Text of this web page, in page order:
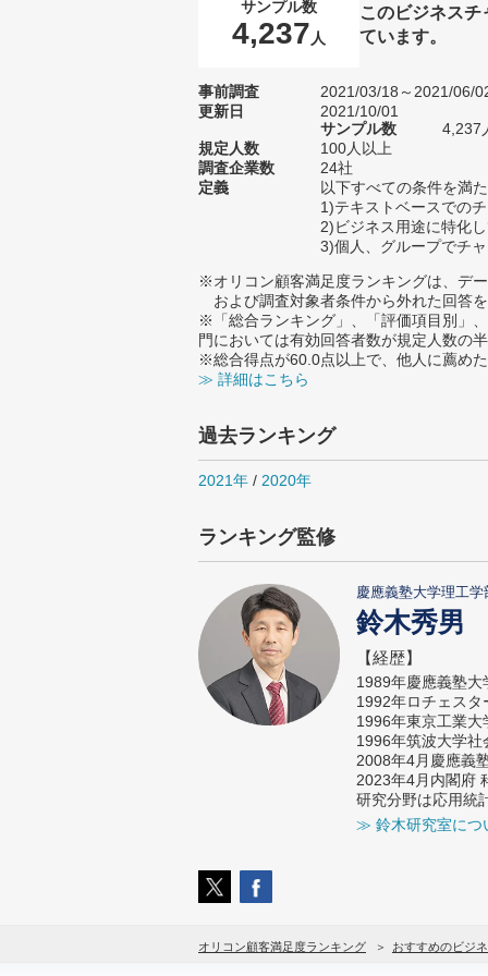
サンプル数
4,237 人
このビジネス
ています。
事前調査
2021/03/18～2021/06/
更新日
2021/10/01
サンプル数
4,237
規定人数
100人以上
調査企業数
24社
定義
以下すべての条件を満
1)テキストベースでの
2)ビジネス用途に特化
3)個人、グループでチ
※オリコン顧客満足度ランキングは、デ
および調査対象者条件から外れた回答
※「総合ランキング」、「評価項目別」
門においては有効回答者数が規定人数の
※総合得点が60.0点以上で、他人に薦め
≫ 詳細はこちら
過去ランキング
2021年 / 2020年
ランキング監修
慶應義塾大学理工
鈴木秀男
【経歴】
1989年慶應義塾
1992年ロチェス
1996年東京工業
1996年筑波大学
2008年4月慶應義
2023年4月内閣府
研究分野は応用統
≫ 鈴木研究室につ
オリコン顧客満足度ランキング おすすめのビジ